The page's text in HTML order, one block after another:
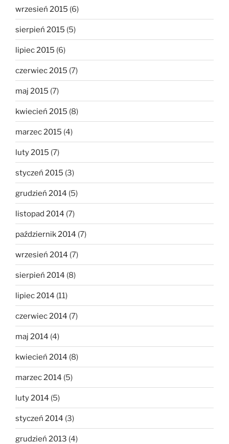
wrzesień 2015 (6)
sierpień 2015 (5)
lipiec 2015 (6)
czerwiec 2015 (7)
maj 2015 (7)
kwiecień 2015 (8)
marzec 2015 (4)
luty 2015 (7)
styczeń 2015 (3)
grudzień 2014 (5)
listopad 2014 (7)
październik 2014 (7)
wrzesień 2014 (7)
sierpień 2014 (8)
lipiec 2014 (11)
czerwiec 2014 (7)
maj 2014 (4)
kwiecień 2014 (8)
marzec 2014 (5)
luty 2014 (5)
styczeń 2014 (3)
grudzień 2013 (4)